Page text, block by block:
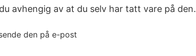
avhengig av at du selv har tatt vare på den.
den på e-post